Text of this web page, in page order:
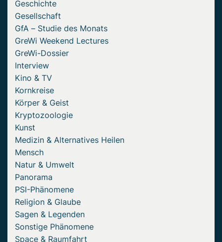
Geschichte
Gesellschaft
GfA – Studie des Monats
GreWi Weekend Lectures
GreWi-Dossier
Interview
Kino & TV
Kornkreise
Körper & Geist
Kryptozoologie
Kunst
Medizin & Alternatives Heilen
Mensch
Natur & Umwelt
Panorama
PSI-Phänomene
Religion & Glaube
Sagen & Legenden
Sonstige Phänomene
Space & Raumfahrt